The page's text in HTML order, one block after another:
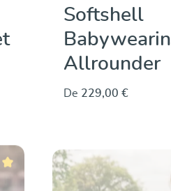
Softshell
Allrounder
De 229,00 €
de 5 sur 5 étoiles